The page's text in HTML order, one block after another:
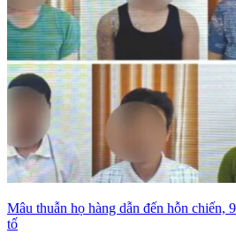
Mâu thuẫn họ hàng dẫn đến hỗn chiến,
tố